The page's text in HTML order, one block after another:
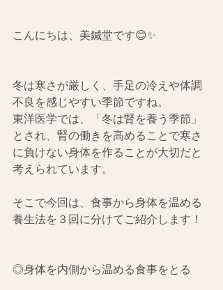
こんにちは、美鍼堂です😊✨
冬は寒さが厳しく、手足の冷えや体調
不良を感じやすい季節ですね。
東洋医学では、「冬は腎を養う季節」
とされ、腎の働きを高めることで寒さ
に負けない身体を作ることが大切だと
考えられています。
そこで今回は、食事から身体を温める
養生法を３回に分けてご紹介します！
◎身体を内側から温める食事をとる